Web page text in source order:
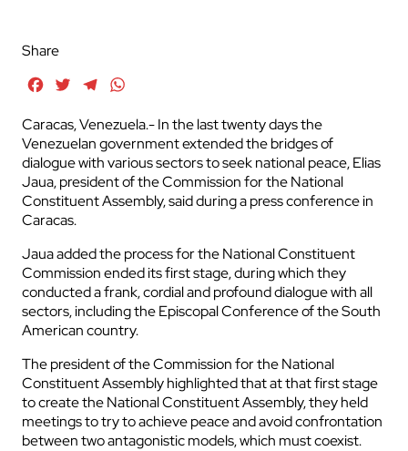
Share
FacebookTwitterTelegram
Caracas, Venezuela.- In the last twenty days the
Venezuelan government extended the bridges of
dialogue with various sectors to seek national peace, Elias
Jaua, president of the Commission for the National
Constituent Assembly, said during a press conference in
Caracas.
Jaua added the process for the National Constituent
Commission ended its first stage, during which they
conducted a frank, cordial and profound dialogue with all
sectors, including the Episcopal Conference of the South
American country.
The president of the Commission for the National
Constituent Assembly highlighted that at that first stage
to create the National Constituent Assembly, they held
meetings to try to achieve peace and avoid confrontation
between two antagonistic models, which must coexist.